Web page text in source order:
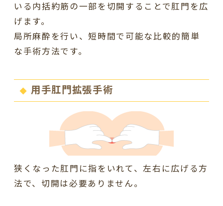
いる内括約筋の一部を切開することで肛門を広
げます。
局所麻酔を行い、短時間で可能な比較的簡単
な手術方法です。
用手肛門拡張手術
狭くなった肛門に指をいれて、左右に広げる方
法で、切開は必要ありません。